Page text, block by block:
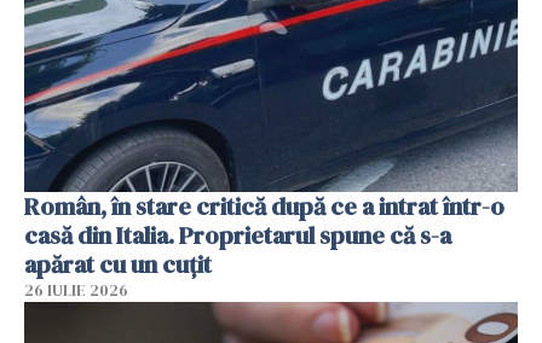
Român, în stare critică după ce a intrat într-o
casă din Italia. Proprietarul spune că s-a
apărat cu un cuțit
26 IULIE 2026